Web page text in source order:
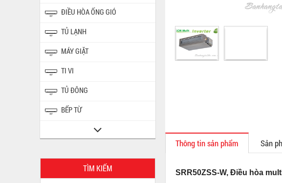
ĐIỀU HÒA ỐNG GIÓ
TỦ LẠNH
MÁY GIẶT
TI VI
TỦ ĐÔNG
BẾP TỪ
TÌM KIẾM
Thông tin sản phẩm Sản
SRR50ZSS-W, Điều hòa